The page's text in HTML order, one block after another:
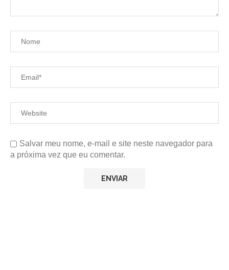
Salvar meu nome, e-mail e site neste navegador para
a próxima vez que eu comentar.